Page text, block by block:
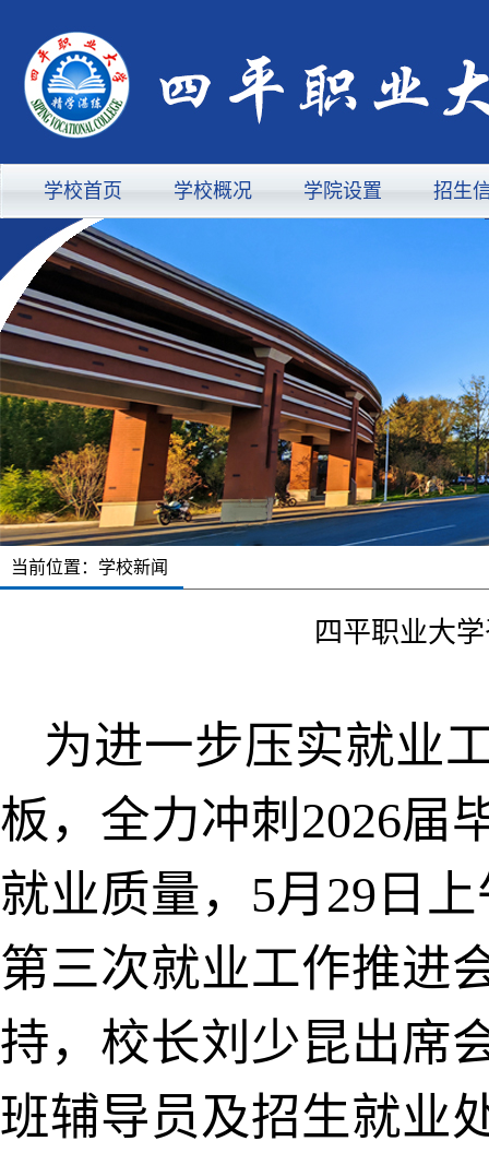
学校首页 学校概况 学院设置 招生
当前位置： 学校新闻
四平职业大
为进一步压实就业
板，全力冲刺2026届
就业质量，5月29日
第三次就业工作推进
持，校长刘少昆出席
班辅导员及招生就业